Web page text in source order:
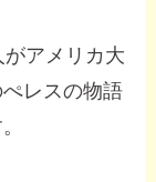
アメリカ大
レスの物語